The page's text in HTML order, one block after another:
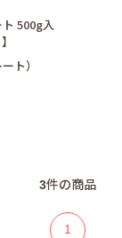
500g入
ト）
3件の商品
1